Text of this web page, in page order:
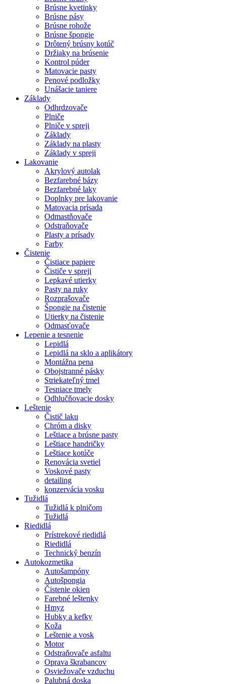
Brúsne kvetinky
Brúsne pásy
Brúsne rohože
Brúsne špongie
Drôtený brúsny kotúč
Držiaky na brúsenie
Kontrol púder
Matovacie pasty
Penové podložky
Unášacie taniere
Základy
Odhrdzovače
Plniče
Plniče v spreji
Základy
Základy na plasty
Základy v spreji
Lakovanie
Akrylový autolak
Bezfarebné bázy
Bezfarebné laky
Doplnky pre lakovanie
Matovacia prísada
Odmastňovače
Odstraňovače
Plasty a prísady
Farby
Čistenie
Čistiace papiere
Čističe v spreji
Lepkavé utierky
Pasty na ruky
Rozprašovače
Špongie na čistenie
Utierky na čistenie
Odmasťovače
Lepenie a tesnenie
Lepidlá
Lepidlá na sklo a aplikátory
Montážna pena
Obojstranné pásky
Striekateľný tmel
Tesniace tmely
Odhlučňovacie dosky
Leštenie
Čistič laku
Chróm a disky
Leštiace a brúsne pasty
Leštiace handričky
Leštiace kotúče
Renovácia svetiel
Voskové pasty
detailing
konzervácia vosku
Tužidlá
Tužidlá k plničom
Tužidlá
Riedidlá
Prístrekové riedidlá
Riedidlá
Technický benzín
Autokozmetika
Autošampóny
Autošpongia
Čistenie okien
Farebné leštenky
Hmyz
Hubky a kefky
Koža
Leštenie a vosk
Motor
Odstraňovače asfaltu
Oprava škrabancov
Osviežovače vzduchu
Palubná doska